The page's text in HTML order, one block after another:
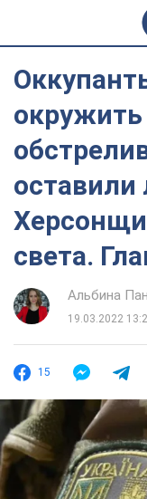
окружить
света.
Альбина
19.03.2022
15